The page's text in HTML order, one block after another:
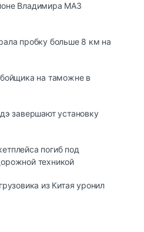
Владимира МАЗ
пробку больше 8 км на
на таможне в
зaвepшaют ycтaнoвкy
погиб под
техникой
из Китая уронил